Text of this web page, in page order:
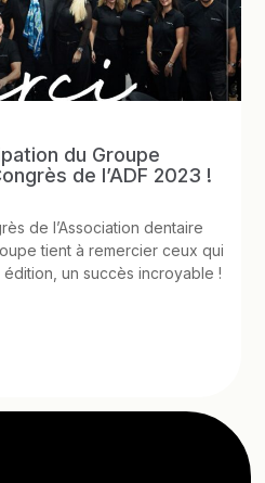
du Groupe
de l’ADF 2023 !
de l’Association dentaire
tient à remercier ceux qui
un succès incroyable !